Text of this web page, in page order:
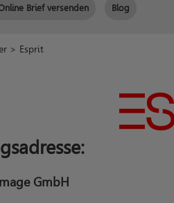
Brief versenden Blog
> Esprit
GmbH